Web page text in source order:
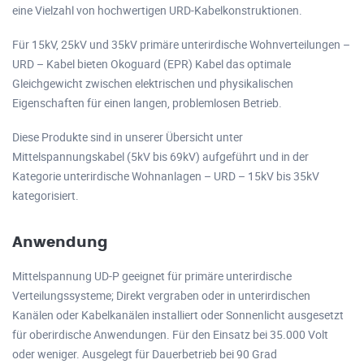
eine Vielzahl von hochwertigen URD-Kabelkonstruktionen.
Für 15kV, 25kV und 35kV primäre unterirdische Wohnverteilungen –
URD – Kabel bieten Okoguard (EPR) Kabel das optimale
Gleichgewicht zwischen elektrischen und physikalischen
Eigenschaften für einen langen, problemlosen Betrieb.
Diese Produkte sind in unserer Übersicht unter
Mittelspannungskabel (5kV bis 69kV) aufgeführt und in der
Kategorie unterirdische Wohnanlagen – URD – 15kV bis 35kV
kategorisiert.
Anwendung
Mittelspannung UD-P geeignet für primäre unterirdische
Verteilungssysteme; Direkt vergraben oder in unterirdischen
Kanälen oder Kabelkanälen installiert oder Sonnenlicht ausgesetzt
für oberirdische Anwendungen. Für den Einsatz bei 35.000 Volt
oder weniger. Ausgelegt für Dauerbetrieb bei 90 Grad